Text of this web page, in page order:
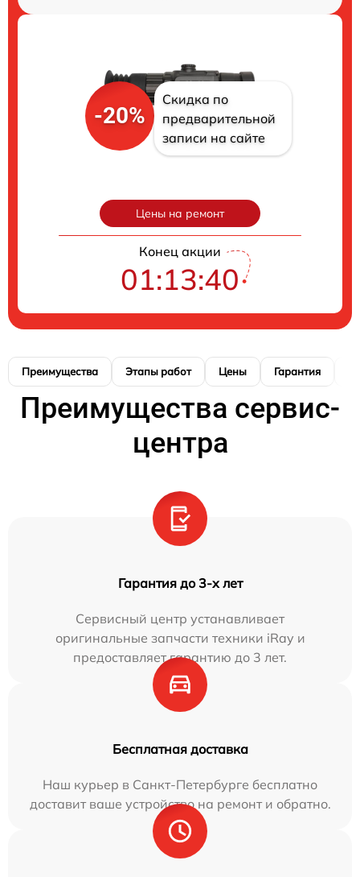
-20%
Скидка по
предварительной
записи на сайте
Цены на ремонт
Конец акции
01:13:39
Преимущества Этапы работ Цены Гарантия
Преимущества сервис-
центра
Гарантия до 3-х лет
Сервисный центр устанавливает
оригинальные запчасти техники iRay и
предоставляет гарантию до 3 лет.
Бесплатная доставка
Наш курьер в Санкт-Петербурге бесплатно
доставит ваше устройство на ремонт и обратно.